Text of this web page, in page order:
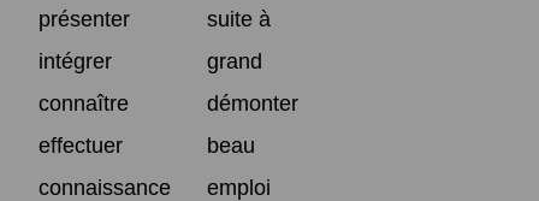
présenter
suite à
intégrer
grand
connaître
démonter
effectuer
beau
connaissance
emploi